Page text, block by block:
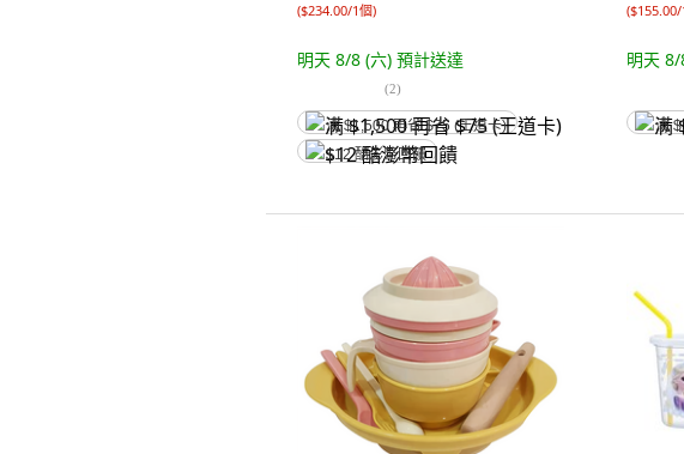
($234.00/1個)
明天 8/8 (六) 預計送達
(2)
满 $1,500 再省 $75 (王道卡)
$12 酷澎幣回饋
(
明天 8/
满